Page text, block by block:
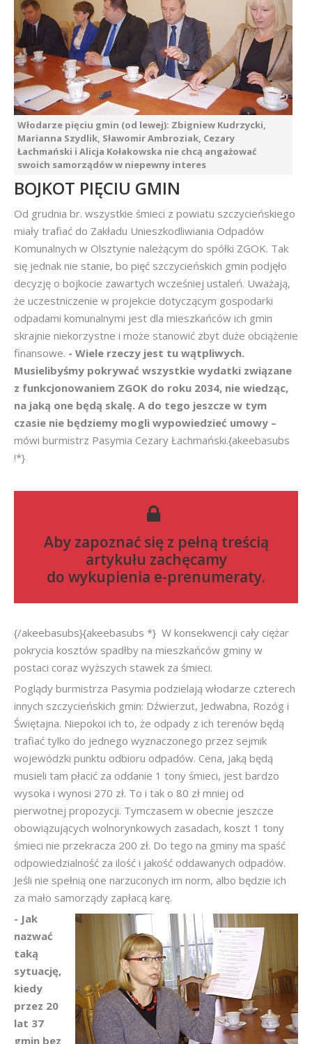
Włodarze pięciu gmin (od lewej): Zbigniew Kudrzycki,
Marianna Szydlik, Sławomir Ambroziak, Cezary
Łachmański i Alicja Kołakowska nie chcą angażować
swoich samorządów w niepewny interes
BOJKOT PIĘCIU GMIN
Od grudnia br. wszystkie śmieci z powiatu szczycieńskiego
miały trafiać do Zakładu Unieszkodliwiania Odpadów
Komunalnych w Olsztynie należącym do spółki ZGOK. Tak
się jednak nie stanie, bo pięć szczycieńskich gmin podjęło
decyzję o bojkocie zawartych wcześniej ustaleń. Uważają,
że uczestniczenie w projekcie dotyczącym gospodarki
odpadami komunalnymi jest dla mieszkańców ich gmin
skrajnie niekorzystne i może stanowić zbyt duże obciążenie
finansowe. - Wiele rzeczy jest tu wątpliwych.
Musielibyśmy pokrywać wszystkie wydatki związane
z funkcjonowaniem ZGOK do roku 2034, nie wiedząc,
na jaką one będą skalę. A do tego jeszcze w tym
czasie nie będziemy mogli wypowiedzieć umowy –
mówi burmistrz Pasymia Cezary Łachmański.{akeebasubs
!*}
Aby zapoznać się z pełną treścią
artykułu zachęcamy
do wykupienia e-prenumeraty.
{/akeebasubs}{akeebasubs *} W konsekwencji cały ciężar
pokrycia kosztów spadłby na mieszkańców gminy w
postaci coraz wyższych stawek za śmieci.
Poglądy burmistrza Pasymia podzielają włodarze czterech
innych szczycieńskich gmin: Dźwierzut, Jedwabna, Rozóg i
Świętajna. Niepokoi ich to, że odpady z ich terenów będą
trafiać tylko do jednego wyznaczonego przez sejmik
wojewódzki punktu odbioru odpadów. Cena, jaką będą
musieli tam płacić za oddanie 1 tony śmieci, jest bardzo
wysoka i wynosi 270 zł. To i tak o 80 zł mniej od
pierwotnej propozycji. Tymczasem w obecnie jeszcze
obowiązujących wolnorynkowych zasadach, koszt 1 tony
śmieci nie przekracza 200 zł. Do tego na gminy ma spaść
odpowiedzialność za ilość i jakość oddawanych odpadów.
Jeśli nie spełnią one narzuconych im norm, albo będzie ich
za mało samorządy zapłacą karę.
- Jak
nazwać
taką
sytuację,
kiedy
przez 20
lat 37
gmin bez